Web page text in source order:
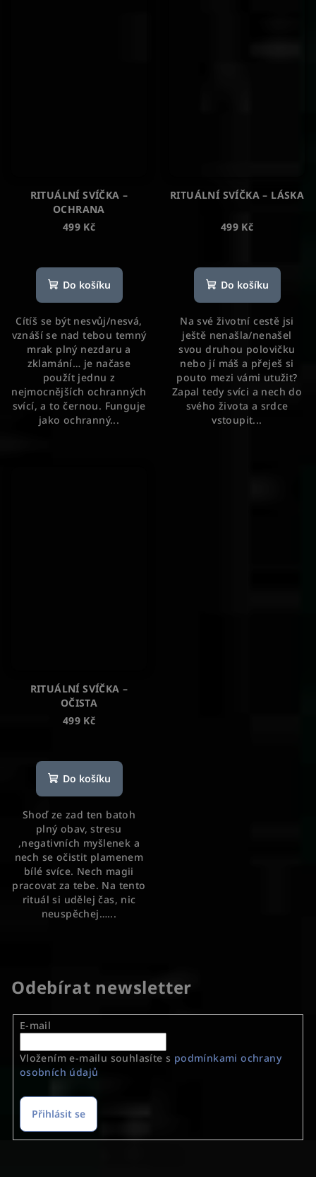
RITUÁLNÍ SVÍČKA –
OCHRANA
499 Kč
hodnocení
produktu
z
5
hvězdiček.
Do košíku
Cítíš se být nesvůj/nesvá,
vznáší se nad tebou temný
mrak plný nezdaru a
zklamání… je načase
použít jednu z
nejmocnějších ochranných
svící, a to černou. Funguje
jako ochranný...
RITUÁLNÍ SVÍČKA – LÁSKA
499 Kč
hodnocení
produktu
z
5
hvězdiček.
Do košíku
Na své životní cestě jsi
ještě nenašla/nenašel
svou druhou polovičku
nebo jí máš a přeješ si
pouto mezi vámi utužit?
Zapal tedy svíci a nech do
svého života a srdce
vstoupit...
RITUÁLNÍ SVÍČKA –
OČISTA
499 Kč
hodnocení
produktu
z
5
hvězdiček.
Do košíku
Shoď ze zad ten batoh
plný obav, stresu
,negativních myšlenek a
nech se očistit plamenem
bílé svíce. Nech magii
pracovat za tebe. Na tento
rituál si udělej čas, nic
neuspěchej…...
Odebírat newsletter
E-mail
Vložením e-mailu souhlasíte s podmínkami ochrany
osobních údajů
Přihlásit se